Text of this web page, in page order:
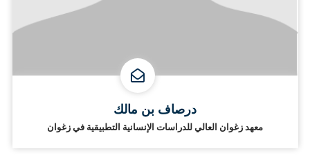
درصاف بن مالك
معهد زغوان العالي للدراسات الإنسانية التطبيقية في زغوان